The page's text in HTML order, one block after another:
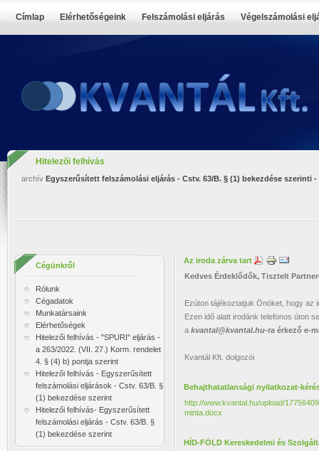
Címlap Elérhetőségeink Felszámolási eljárás Végelszámolási
Hitelezői felhívás
archív Egyszerűsített felszámolási eljárás - Cstv. 63/B. § (1) bekezdése szerinti -
Cégünkről
Rólunk
Cégadatok
Munkatársaink
Elérhetőségek
Hitelezői felhívás - "SPURI" eljárás -
a 263/2022. (VII. 27.) Korm. rendelet
4. § (4) b) pontja szerint
Hitelezői felhívás - Egyszerűsített
felszámolási eljárások - Cstv. 63/B. §
(1) bekezdése szerint
Hitelezői felhívás- Egyszerűsített
felszámolási eljárás - Cstv. 63/B. §
(1) bekezdése szerint
Az iroda zárva tart
Kedves Érdeklődők, Tisztelt
Ezúton tájékoztatjuk Önöket, hogy az
Ezen idő alatt irodánk telefonos úton
a kvantal@kvantal.hu-ra érkező e-
Kvantál Kft. dolgozói
Behajthatatlansági nyilatkozat-
http://www.kvantal.hu/upload/
minta.docx
HÍD-FÖLD Kereskedelmi és